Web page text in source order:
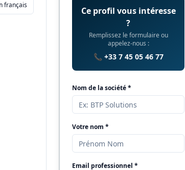
français
Ce profil vous intéresse
?
Remplissez le formulaire ou
appelez-nous :
📞 +33 7 45 05 46 77
Nom de la société *
Votre nom *
Email professionnel *